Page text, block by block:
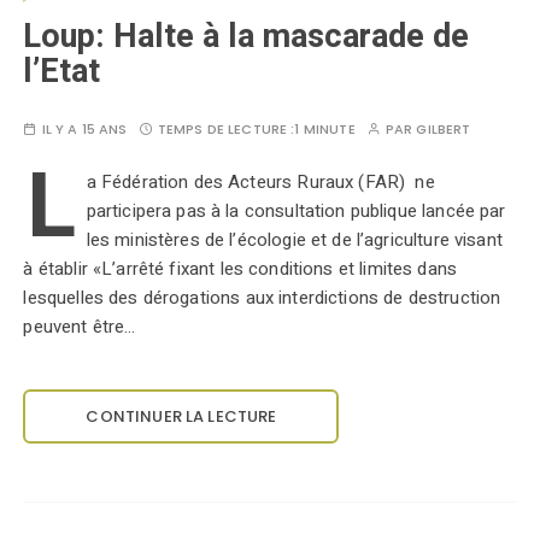
Loup: Halte à la mascarade de
l’Etat
IL Y A 15 ANS TEMPS DE LECTURE :1 MINUTE PARGILBERT
L a Fédération des Acteurs Ruraux (FAR) ne
participera pas à la consultation publique lancée par
les ministères de l’écologie et de l’agriculture visant
à établir «L’arrêté fixant les conditions et limites dans
lesquelles des dérogations aux interdictions de destruction
peuvent être…
CONTINUER LA LECTURE